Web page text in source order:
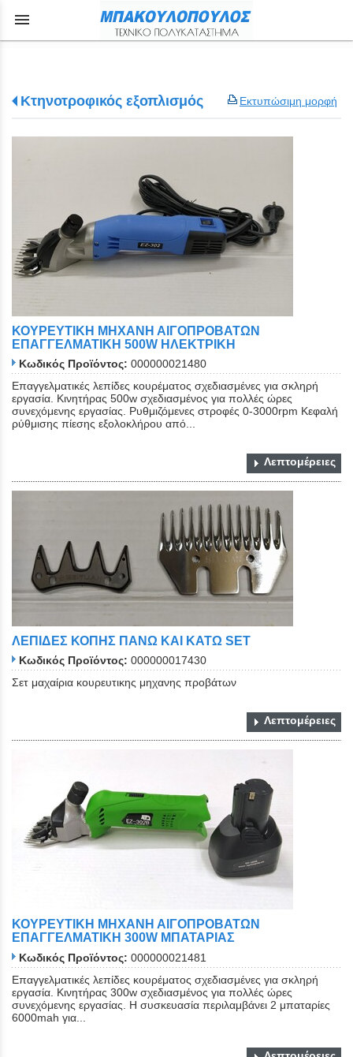
menu
Εκτυπώσιμη μορφή
Κτηνοτροφικός εξοπλισμός
ΚΟΥΡΕΥΤΙΚΗ ΜΗΧΑΝΗ ΑΙΓΟΠΡΟΒΑΤΩΝ
ΕΠΑΓΓΕΛΜΑΤΙΚΗ 500W ΗΛΕΚΤΡΙΚΗ
Κωδικός Προϊόντος: 000000021480
Επαγγελματικές λεπίδες κουρέματος σχεδιασμένες για σκληρή
εργασία. Κινητήρας 500w σχεδιασμένος για πολλές ώρες
συνεχόμενης εργασίας. Ρυθμιζόμενες στροφές 0-3000rpm Κεφαλή
ρύθμισης πίεσης εξολοκλήρου από...
Λεπτομέρειες
ΛΕΠΙΔΕΣ ΚΟΠΗΣ ΠΑΝΩ ΚΑΙ ΚΑΤΩ SET
Κωδικός Προϊόντος: 000000017430
Σετ μαχαίρια κουρευτικης μηχανης προβάτων
Λεπτομέρειες
ΚΟΥΡΕΥΤΙΚΗ ΜΗΧΑΝΗ ΑΙΓΟΠΡΟΒΑΤΩΝ
ΕΠΑΓΓΕΛΜΑΤΙΚΗ 300W ΜΠΑΤΑΡΙΑΣ
Κωδικός Προϊόντος: 000000021481
Επαγγελματικές λεπίδες κουρέματος σχεδιασμένες για σκληρή
εργασία. Κινητήρας 300w σχεδιασμένος για πολλές ώρες
συνεχόμενης εργασίας. Η συσκευασία περιλαμβάνει 2 μπαταρίες
6000mah για...